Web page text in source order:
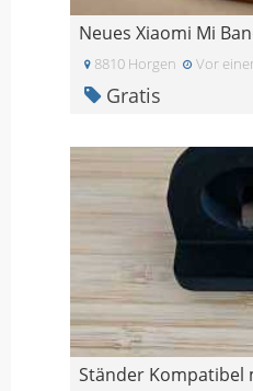
8810 Horgen Vor
Gratis